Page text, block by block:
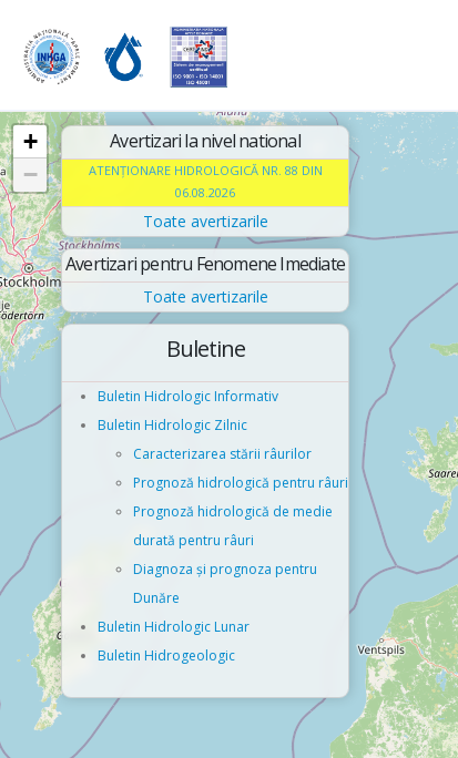
+
−
Avertizari la nivel national
ATENŢIONARE HIDROLOGICĂ NR. 88 DIN
06.08.2026
Toate avertizarile
Avertizari pentru Fenomene Imediate
Toate avertizarile
Buletine
Buletin Hidrologic Informativ
Buletin Hidrologic Zilnic
Caracterizarea stării râurilor
Prognoză hidrologică pentru râuri
Prognoză hidrologică de medie
durată pentru râuri
Diagnoza și prognoza pentru
Dunăre
Buletin Hidrologic Lunar
Buletin Hidrogeologic